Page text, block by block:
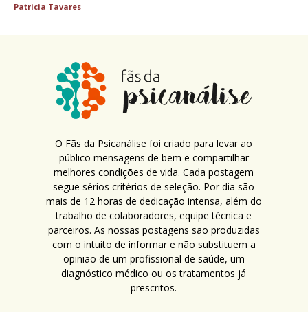
Patricia Tavares
O Fãs da Psicanálise foi criado para levar ao
público mensagens de bem e compartilhar
melhores condições de vida. Cada postagem
segue sérios critérios de seleção. Por dia são
mais de 12 horas de dedicação intensa, além do
trabalho de colaboradores, equipe técnica e
parceiros. As nossas postagens são produzidas
com o intuito de informar e não substituem a
opinião de um profissional de saúde, um
diagnóstico médico ou os tratamentos já
prescritos.